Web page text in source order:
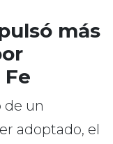
más
de un
adoptado, el